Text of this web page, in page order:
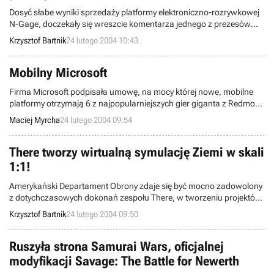
Dosyć słabe wyniki sprzedaży platformy elektroniczno-rozrywkowej
N-Gage, doczekały się wreszcie komentarza jednego z prezesów
korporacji Nokia. Podczas trwania ekspozycji 3GSM World
Congress we francuskim mieście Cannes, CEO firmy - Jorma Ollila -
w wywiadzie udzielonym dla magazynu Financial Times stwierdził, iż
„wyniki sprzedaży znajdują się w dolnej części pierwotnych planów
marketingowych”.
Krzysztof Bartnik24 lutego 2004 10:43
Mobilny Microsoft
Firma Microsoft podpisała umowę, na mocy której nowe, mobilne
platformy otrzymają 6 z najpopularniejszych gier giganta z Redmont.
Drugą stroną tej umowy jest firma In-Fusio, specjalista w dziedzinie
rozrywki mobilnej. Wiadomo już, że platformy napędzane systemami
EGE, ExEn, Java, BREW, Windows' Mobile oraz Symbian otrzymają
Age of Empires 2 Gold Edition, Midtown Madness 3, Zoo Tycoon,
Banjo-Kazooie Grunty's Revenge, Banjo Pilot, It's Mr Pants i Sabre
Wulf.
Maciej Myrcha24 lutego 2004 09:54
There tworzy wirtualną symulację Ziemi w skali
1:1!
Amerykański Departament Obrony zdaje się być mocno zadowolony
z dotychczasowych dokonań zespołu There, w tworzeniu projektów
na potrzeby tamtejszej armii. Nic więcej dziwnego, iż powierzył temu
kalifornijskiemu teamowi przygotowanie kolejnego programu -
wirtualnej symulacji całego globu ziemskiego, w skali 1:1 (!).
Krzysztof Bartnik24 lutego 2004 09:50
Ruszyła strona Samurai Wars, oficjalnej
modyfikacji Savage: The Battle for Newerth